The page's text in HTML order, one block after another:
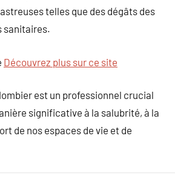
telles que des dégâts des
sanitaires.
Découvrez plus sur ce site
est un professionnel crucial
significative à la salubrité, à la
de nos espaces de vie et de